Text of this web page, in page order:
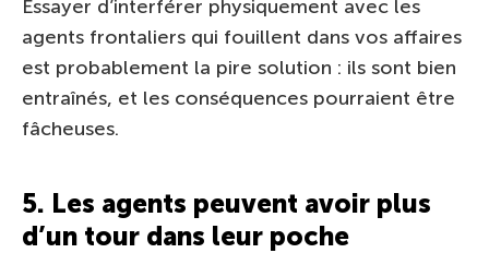
Essayer d’interférer physiquement avec les
agents frontaliers qui fouillent dans vos affaires
est probablement la pire solution : ils sont bien
entraînés, et les conséquences pourraient être
fâcheuses.
5. Les agents peuvent avoir plus
d’un tour dans leur poche